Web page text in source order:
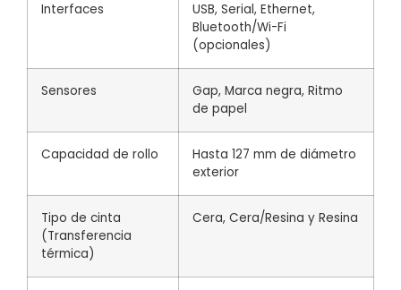
Interfaces
USB, Serial, Ethernet,
Bluetooth/Wi-Fi
(opcionales)
Sensores
Gap, Marca negra, Ritmo
de papel
Capacidad de rollo
Hasta 127 mm de diámetro
exterior
Tipo de cinta
(Transferencia
térmica)
Cera, Cera/Resina y Resina